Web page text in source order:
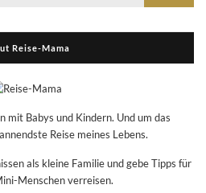
Reise-Mama
mit Babys und Kindern. Und um das
Reise meines Lebens.
als kleine Familie und gebe Tipps für
Menschen verreisen.